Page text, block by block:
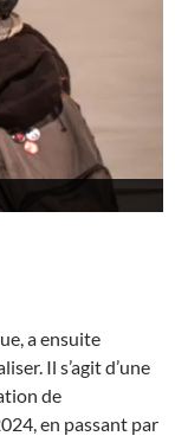
a ensuite
Il s’agit d’une
de
en passant par